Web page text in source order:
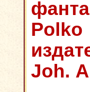
Polko
Joh.